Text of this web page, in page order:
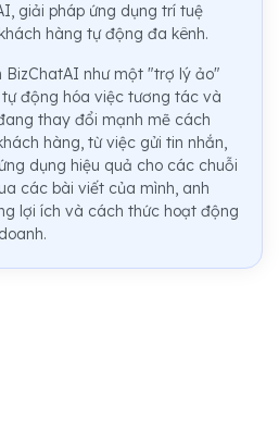
giải pháp ứng dụng trí tuệ
hàng tự động đa kênh.
BizChatAI như một "trợ lý ảo"
động hóa việc tương tác và
thay đổi mạnh mẽ cách
hàng, từ việc gửi tin nhắn,
dụng hiệu quả cho các chuỗi
các bài viết của mình, anh
lợi ích và cách thức hoạt động